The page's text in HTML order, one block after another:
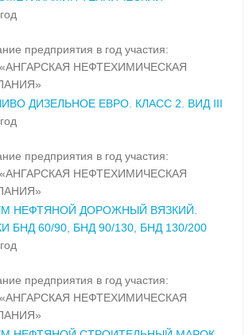
предприятия в год участия:
НЕФТЕХИМИЧЕСКАЯ
ДИЗЕЛЬНОЕ ЕВРО. КЛАСС 2. ВИД III
предприятия в год участия:
НЕФТЕХИМИЧЕСКАЯ
НЕФТЯНОЙ ДОРОЖНЫЙ ВЯЗКИЙ.
БНД 60/90, БНД 90/130, БНД 130/200
предприятия в год участия:
НЕФТЕХИМИЧЕСКАЯ